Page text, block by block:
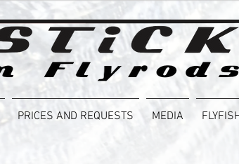
PRICES AND REQUESTS MEDIA